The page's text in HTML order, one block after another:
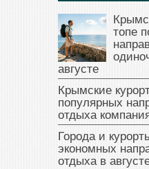
топе
августе
Крымские
популярных
отдыха
Города и
экономных
отдыха в